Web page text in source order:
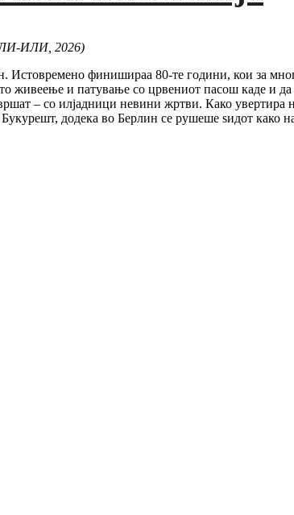
ИЛИ, 2026)
Истовремено финишираа 80-те години, кои за
живеење и патување со црвениот пасош каде и
– со илјадници невини жртви. Како
додека во Берлин се рушеше ѕидот како